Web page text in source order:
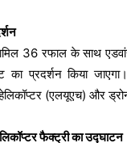
36 रफाल के साथ
का प्रदर्शन किया
(एलयूएच) और
फैक्ट्री का उद्घाटन